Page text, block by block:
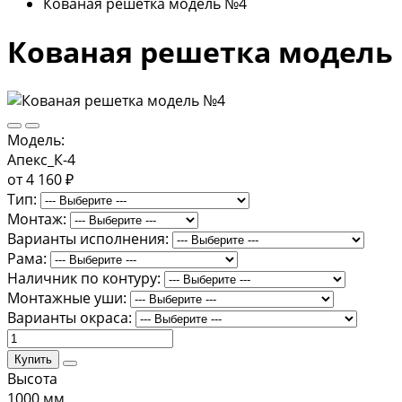
Кованая решетка
Модель:
Апекс_К-4
от 4 160 ₽
Тип:
Монтаж:
Варианты исполнения:
Рама:
Наличник по контуру:
Монтажные уши:
Варианты окраса:
Купить
Высота